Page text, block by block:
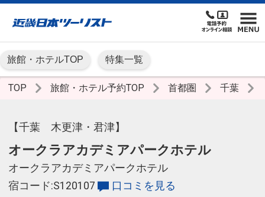
旅館・ホテルTOP 特集一覧
TOP 旅館・ホテル予約TOP 首都圏 千葉
【千葉 木更津・君津】
オークラアカデミアパークホテル
オークラアカデミアパークホテル
宿コード:S120107
口コミを見る